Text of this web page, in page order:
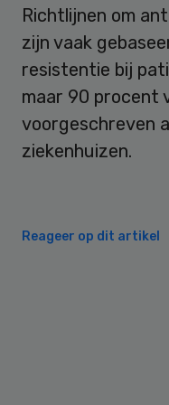
Richtlijnen om
zijn vaak
resistentie bij
maar 90 procent
voorgeschreven
ziekenhuizen.
Reageer op dit artikel